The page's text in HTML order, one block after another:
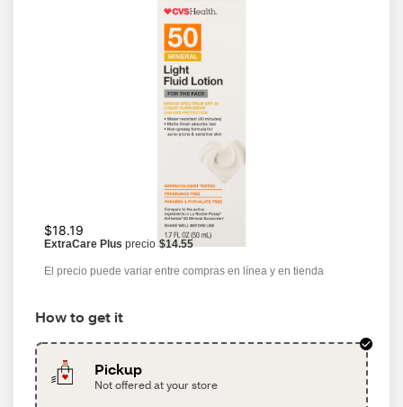
$18.19
ExtraCare Plus precio $14.55
El precio puede variar entre compras en línea y en tienda
How to get it
Pickup
Not offered at your store